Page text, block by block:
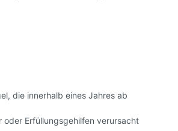
die innerhalb eines Jahres ab
Erfüllungsgehilfen verursacht